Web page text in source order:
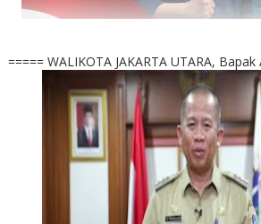
===== WALIKOTA JAKARTA UTARA,